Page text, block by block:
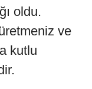
oldu.
ve
kutlu